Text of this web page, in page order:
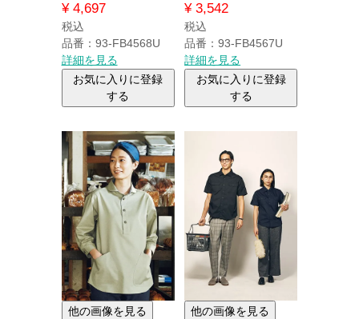
¥ 4,697
税込
品番：93-FB4568U
詳細を見る
お気に入りに登録
する
¥ 3,542
税込
品番：93-FB4567U
詳細を見る
お気に入りに登録
する
他の画像を見る
他の画像を見る